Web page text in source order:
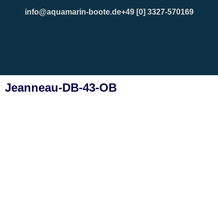
info@aquamarin-boote.de+49 [0] 3327-570169
Jeanneau-DB-43-OB